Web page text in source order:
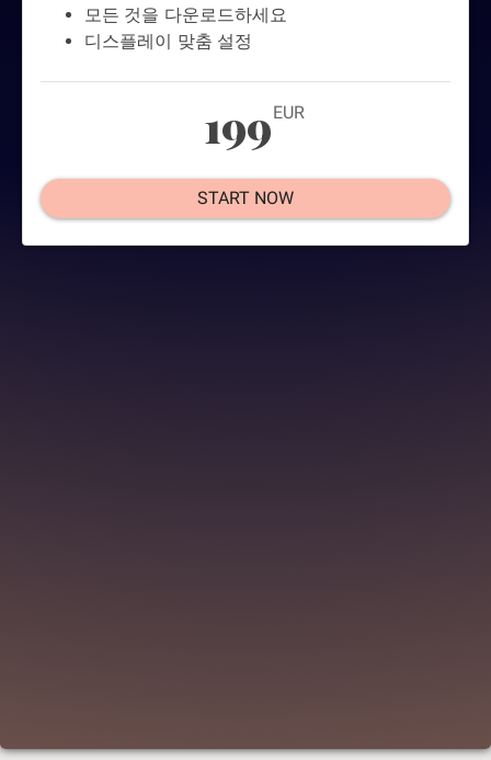
모든 것을 다운로드하세요
디스플레이 맞춤 설정
199EUR
START NOW